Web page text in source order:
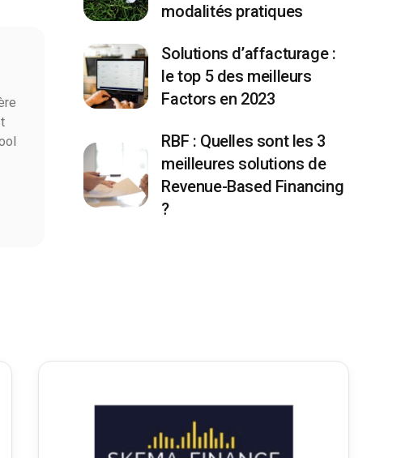
modalités pratiques
Solutions d’affacturage :
le top 5 des meilleurs
Factors en 2023
RBF : Quelles sont les 3
meilleures solutions de
Revenue-Based Financing
?